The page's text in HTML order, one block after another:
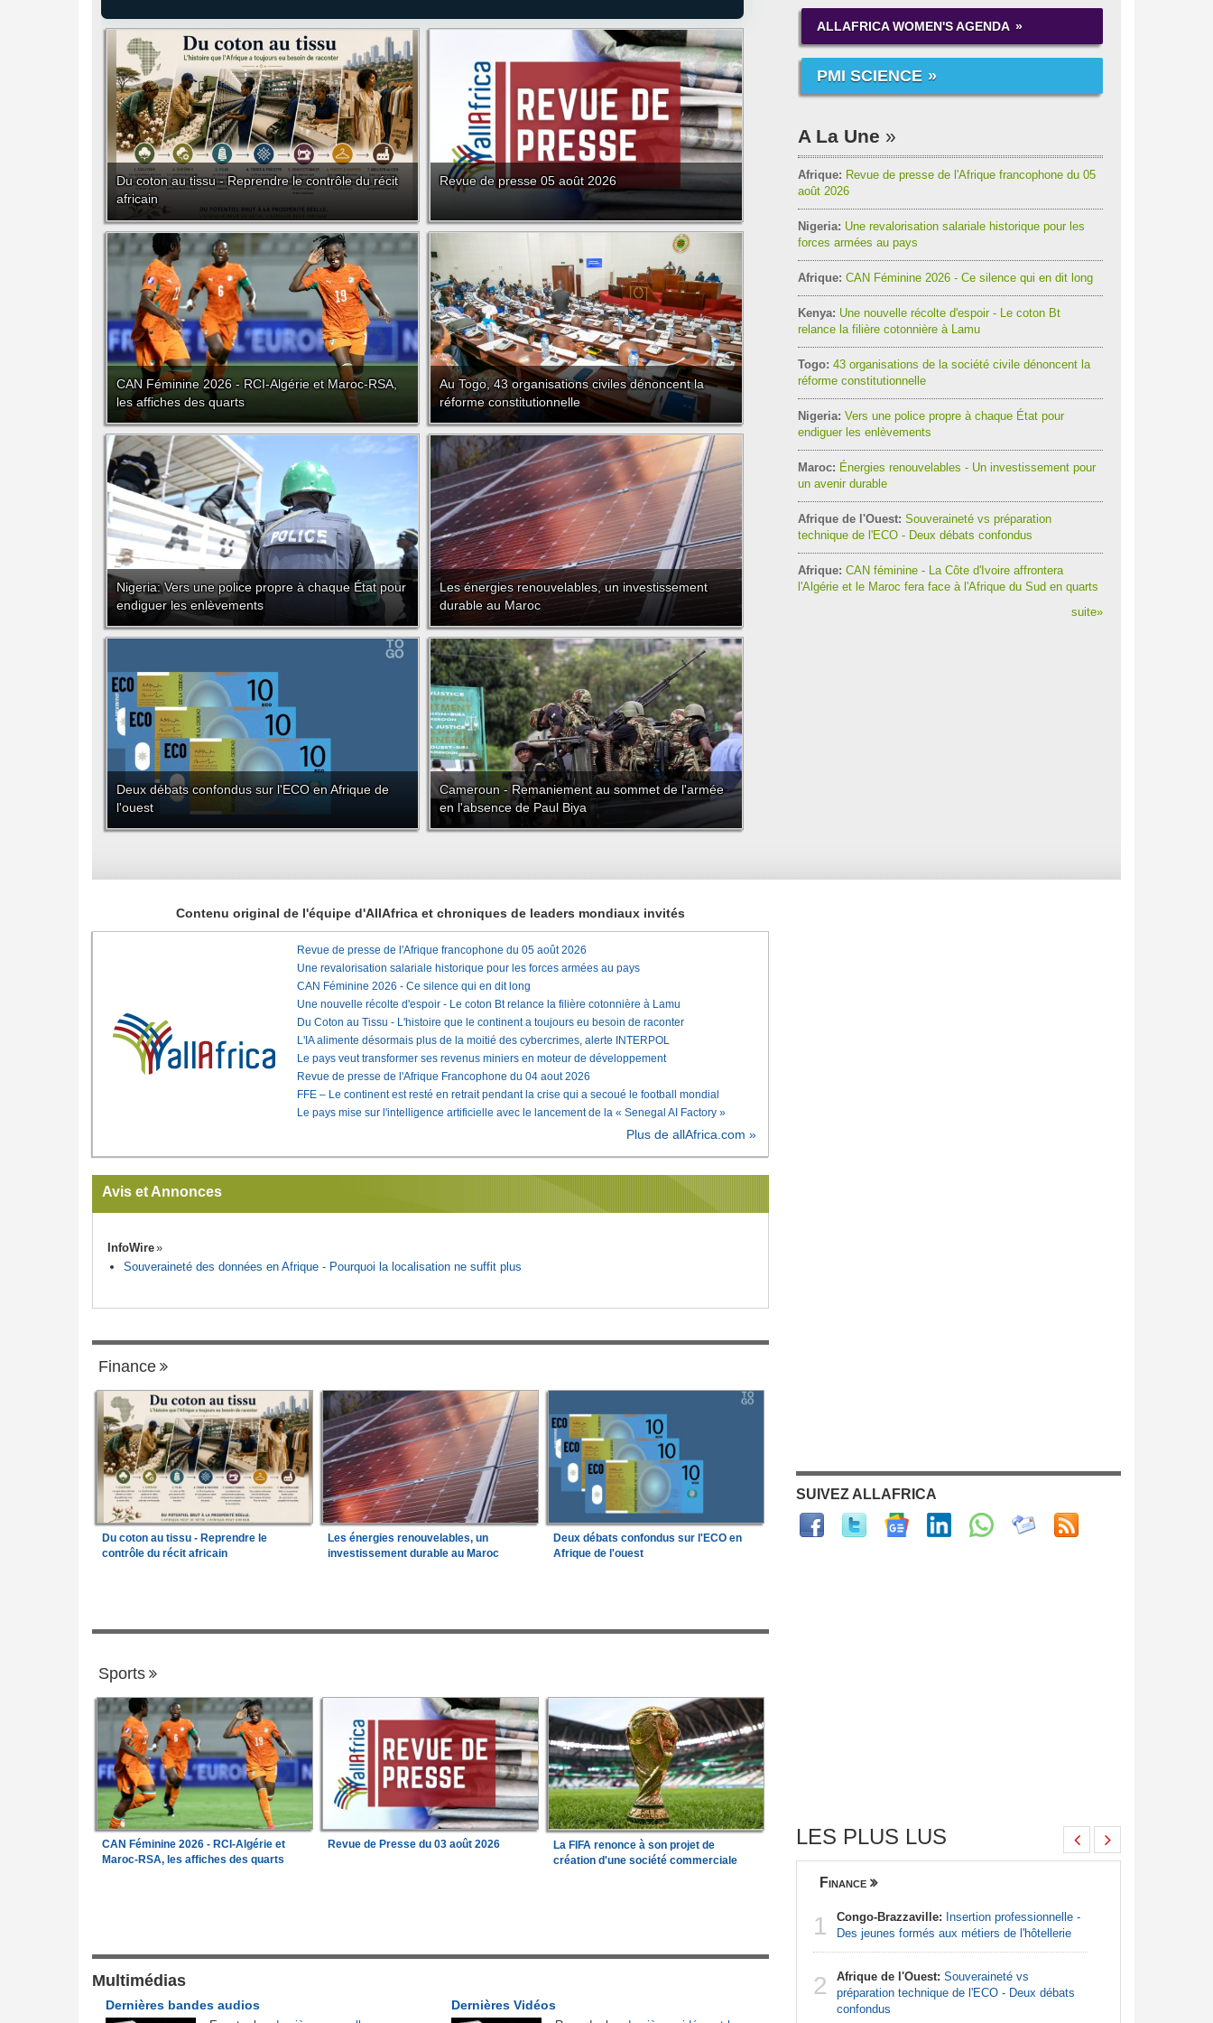
Du coton au tissu - Reprendre le contrôle du récit
africain
Revue de presse 05 août 2026
CAN Féminine 2026 - RCI-Algérie et Maroc-RSA,
les affiches des quarts
Au Togo, 43 organisations civiles dénoncent la
réforme constitutionnelle
Nigeria: Vers une police propre à chaque État pour
endiguer les enlèvements
Les énergies renouvelables, un investissement
durable au Maroc
Deux débats confondus sur l'ECO en Afrique de
l'ouest
Cameroun - Remaniement au sommet de l'armée
en l'absence de Paul Biya
ALLAFRICA WOMEN'S AGENDA
PMI SCIENCE
A La Une
Afrique: Revue de presse de l'Afrique francophone du 05
août 2026
Nigeria: Une revalorisation salariale historique pour les
forces armées au pays
Afrique: CAN Féminine 2026 - Ce silence qui en dit long
Kenya: Une nouvelle récolte d'espoir - Le coton Bt
relance la filière cotonnière à Lamu
Togo: 43 organisations de la société civile dénoncent la
réforme constitutionnelle
Nigeria: Vers une police propre à chaque État pour
endiguer les enlèvements
Maroc: Énergies renouvelables - Un investissement pour
un avenir durable
Afrique de l'Ouest: Souveraineté vs préparation
technique de l'ECO - Deux débats confondus
Afrique: CAN féminine - La Côte d'Ivoire affrontera
l'Algérie et le Maroc fera face à l'Afrique du Sud en quarts
suite»
Contenu original de l'équipe d'AllAfrica et chroniques de leaders mondiaux invités
Revue de presse de l'Afrique francophone du 05 août 2026
Une revalorisation salariale historique pour les forces armées au pays
CAN Féminine 2026 - Ce silence qui en dit long
Une nouvelle récolte d'espoir - Le coton Bt relance la filière cotonnière à Lamu
Du Coton au Tissu - L'histoire que le continent a toujours eu besoin de raconter
L'IA alimente désormais plus de la moitié des cybercrimes, alerte INTERPOL
Le pays veut transformer ses revenus miniers en moteur de développement
Revue de presse de l'Afrique Francophone du 04 aout 2026
FFE – Le continent est resté en retrait pendant la crise qui a secoué le football mondial
Le pays mise sur l'intelligence artificielle avec le lancement de la « Senegal AI Factory »
Plus de allAfrica.com »
Avis et Annonces
InfoWire
Souveraineté des données en Afrique - Pourquoi la localisation ne suffit plus
Finance
Du coton au tissu - Reprendre le
contrôle du récit africain
Les énergies renouvelables, un
investissement durable au Maroc
Deux débats confondus sur l'ECO en
Afrique de l'ouest
Sports
CAN Féminine 2026 - RCI-Algérie et
Maroc-RSA, les affiches des quarts
Revue de Presse du 03 août 2026
La FIFA renonce à son projet de
création d'une société commerciale
Multimédias
Dernières Vidéos
Dernières bandes audios
SUIVEZ ALLAFRICA
LES PLUS LUS
2
d'espèces protégées
Finance
1 Congo-Brazzaville: Insertion professionnelle -
Des jeunes formés aux métiers de l'hôtellerie
2 Afrique de l'Ouest: Souveraineté vs
préparation technique de l'ECO - Deux débats
confondus